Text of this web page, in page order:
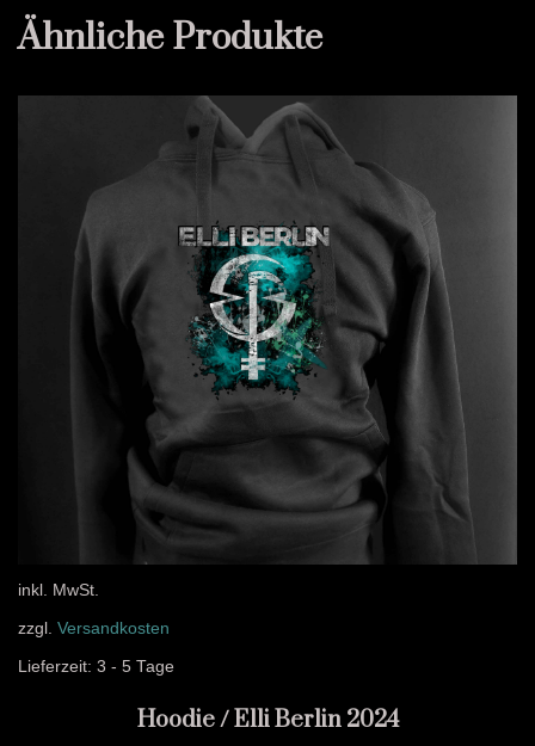
Ähnliche Produkte
inkl. MwSt.
zzgl. Versandkosten
Lieferzeit: 3 - 5 Tage
Hoodie / Elli Berlin 2024